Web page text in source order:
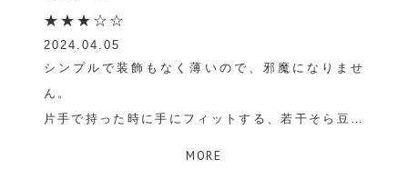
★★★☆☆
2024.04.05
シンプルで装飾もなく薄いので、邪魔になりませ
ん。
片手で持った時に手にフィットする、若干そら豆み
MORE